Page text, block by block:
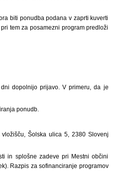
biti ponudba podana v zaprti kuverti
tem za posamezni program predloži
dopolnijo prijavo. V primeru, da je
ponudb.
Šolska ulica 5, 2380 Slovenj
in splošne zadeve pri Mestni občini
Razpis za sofinanciranje programov